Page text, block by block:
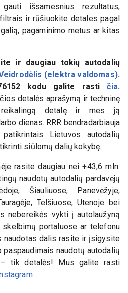
išsamesnius rezultatus,
ir rūšiuokite detales pagal
pagaminimo metus ar kitas
ir daugiau tokių autodalių
(elektra valdomas).
kodu galite rastičia.
detalės aprašymą ir techninę
reikalingą detalę ir mes ją
dienas. RRR bendradarbiauja
Lietuvos autodalių
siūlomų dalių kokybę.
rasite daugiau nei +43,6 mln.
naudotų autodalių pardavėjų
Šiauliuose, Panevėžyje,
Telšiuose, Utenoje bei
nebereikės vykti į autolaužyną
portaluose ar telefonu
naudotas dalis rasite ir įsigysite
naudotų autodalių
tik detalės! Mus galite rasti